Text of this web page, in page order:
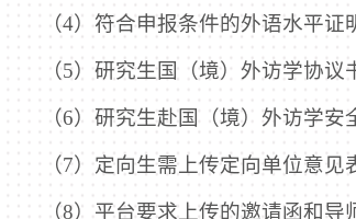
（4）符合申报条件的外语水平证
（5）研究生国（境）外访学协议
（6）研究生赴国（境）外访学安
（7）定向生需上传定向单位意见
（8）平台要求上传的邀请函和